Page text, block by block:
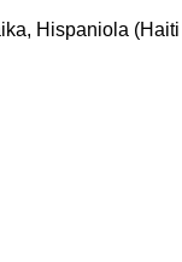
Hispaniola